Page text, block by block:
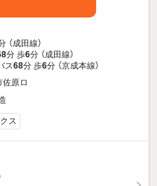
（成田線）
分 歩6分 （成田線）
ス68分 歩6分 （京成本線）
原ロ
ス